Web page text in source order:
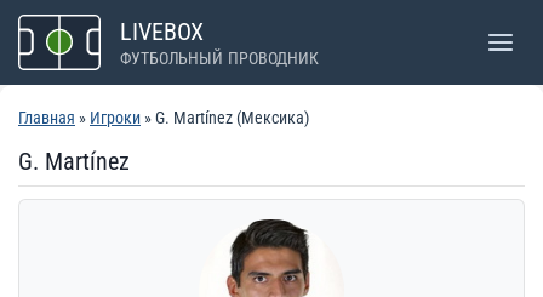
Перейти
содержимому
LIVEBOX
ФУТБОЛЬНЫЙ ПРОВОДНИК
Главная » Игроки » G. Martínez (Мексика)
G. Martínez